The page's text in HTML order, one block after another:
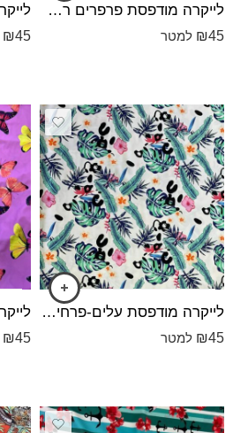
לייקרה מודפסת פרפרים רקע סגול-פוקסייה
₪45 למטר ₪45
לייקרה מודפסת עלים-פרחים וכל מיני - רקע אופוויט
₪45 למטר ₪45